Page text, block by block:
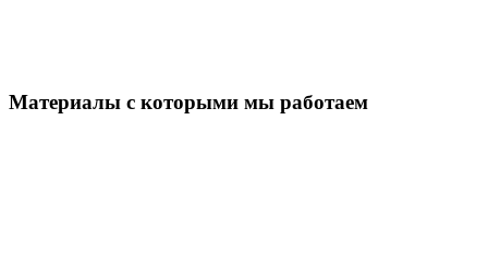
Материалы с которыми мы работаем